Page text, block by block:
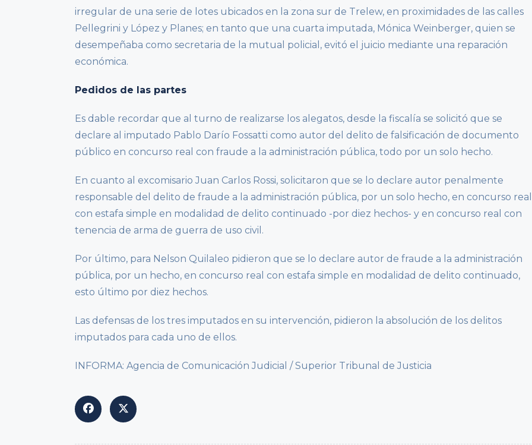
irregular de una serie de lotes ubicados en la zona sur de Trelew, en proximidades de las calles
Pellegrini y López y Planes; en tanto que una cuarta imputada, Mónica Weinberger, quien se
desempeñaba como secretaria de la mutual policial, evitó el juicio mediante una reparación
económica.
Pedidos de las partes
Es dable recordar que al turno de realizarse los alegatos, desde la fiscalía se solicitó que se
declare al imputado Pablo Darío Fossatti como autor del delito de falsificación de documento
público en concurso real con fraude a la administración pública, todo por un solo hecho.
En cuanto al excomisario Juan Carlos Rossi, solicitaron que se lo declare autor penalmente
responsable del delito de fraude a la administración pública, por un solo hecho, en concurso real
con estafa simple en modalidad de delito continuado -por diez hechos- y en concurso real con
tenencia de arma de guerra de uso civil.
Por último, para Nelson Quilaleo pidieron que se lo declare autor de fraude a la administración
pública, por un hecho, en concurso real con estafa simple en modalidad de delito continuado,
esto último por diez hechos.
Las defensas de los tres imputados en su intervención, pidieron la absolución de los delitos
imputados para cada uno de ellos.
INFORMA: Agencia de Comunicación Judicial / Superior Tribunal de Justicia